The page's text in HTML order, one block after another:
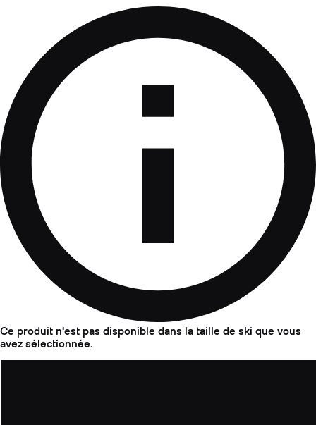
Ce produit n'est pas disponible dans la taille de ski que vous
avez sélectionnée.